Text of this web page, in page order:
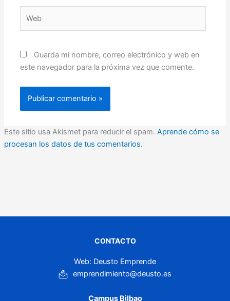
Guarda mi nombre, correo electrónico y web en
este navegador para la próxima vez que comente.
Este sitio usa Akismet para reducir el spam. Aprende cómo se
procesan los datos de tus comentarios.
CONTACTO
Web: Deusto Emprende
emprendimiento@deusto.es
Campus Bilbao